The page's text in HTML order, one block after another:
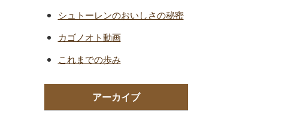
シュトーレンのおいしさの秘密
カゴノオト動画
これまでの歩み
アーカイブ